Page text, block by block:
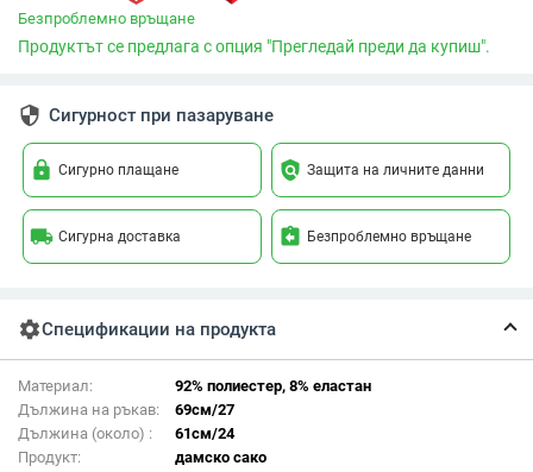
Безпроблемно връщане
Продуктът се предлага с опция "Прегледай преди да купиш".
security Сигурност при пазаруване
lock Сигурно плащане policy Защита на личните данни
local_shipping Сигурна доставка assignment_return Безпроблемно връщане
settingsСпецификации на продукта
Материал:
92% полиестер, 8% еластан
Дължина на ръкав:
69см/27
Дължина (около) :
61см/24
Продукт:
дамско сако